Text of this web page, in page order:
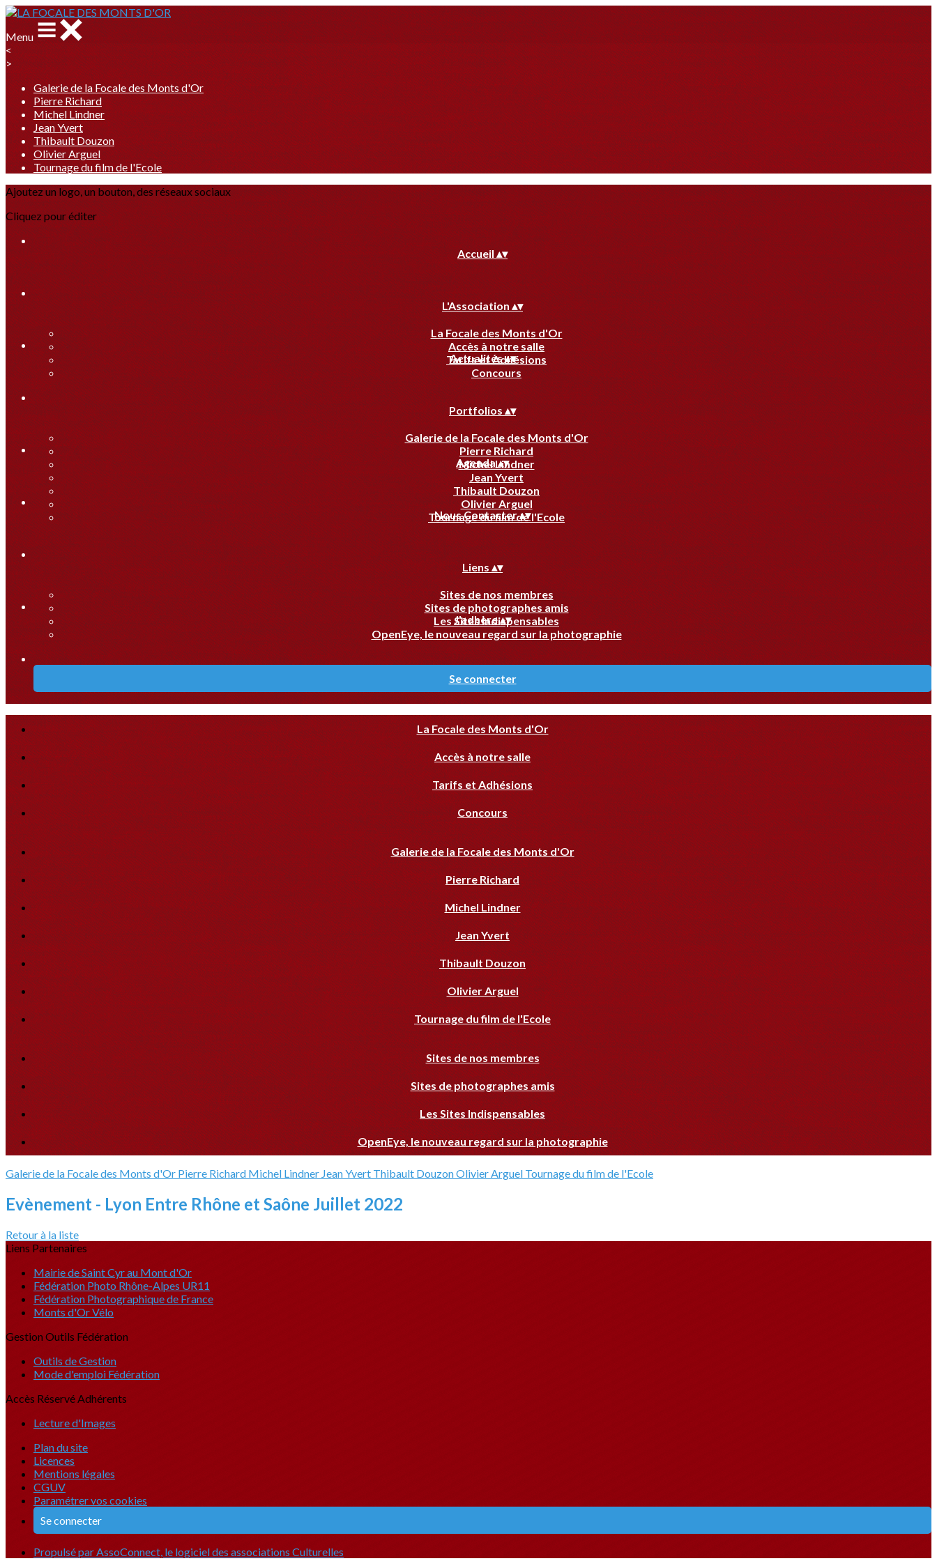
Menu
<
>
Galerie de la Focale des Monts d'Or
Pierre Richard
Michel Lindner
Jean Yvert
Thibault Douzon
Olivier Arguel
Tournage du film de l'Ecole
Ajoutez un logo, un bouton, des réseaux sociaux
Cliquez pour éditer
Accueil ▴▾
L'Association▴▾
La Focale des Monts d'Or
Accès à notre salle
Tarifs et Adhésions
Concours
Actualités▴▾
Portfolios▴▾
Galerie de la Focale des Monts d'Or
Pierre Richard
Michel Lindner
Jean Yvert
Thibault Douzon
Olivier Arguel
Tournage du film de l'Ecole
Agenda▴▾
Nous Contacter▴▾
Liens▴▾
Sites de nos membres
Sites de photographes amis
Les Sites Indispensables
OpenEye, le nouveau regard sur la photographie
J'adhère▴▾
Se connecter
La Focale des Monts d'Or
Accès à notre salle
Tarifs et Adhésions
Concours
Galerie de la Focale des Monts d'Or
Pierre Richard
Michel Lindner
Jean Yvert
Thibault Douzon
Olivier Arguel
Tournage du film de l'Ecole
Sites de nos membres
Sites de photographes amis
Les Sites Indispensables
OpenEye, le nouveau regard sur la photographie
Galerie de la Focale des Monts d'Or Pierre Richard Michel Lindner Jean Yvert Thibault DouzonOlivier Arguel Tournage du film de l'Ecole
Evènement - Lyon Entre Rhône et Saône Juillet 2022
Retour à la liste
Liens Partenaires
Mairie de Saint Cyr au Mont d'Or
Fédération Photo Rhône-Alpes UR11
Fédération Photographique de France
Monts d'Or Vélo
Gestion Outils Fédération
Outils de Gestion
Mode d'emploi Fédération
Accès Réservé Adhérents
Lecture d'Images
Plan du site
Licences
Mentions légales
CGUV
Paramétrer vos cookies
Se connecter
Propulsé par AssoConnect, le logiciel des associations Culturelles